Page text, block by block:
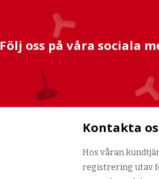
Följ oss på våra sociala
Kontakta
Hos våran
registrering utav